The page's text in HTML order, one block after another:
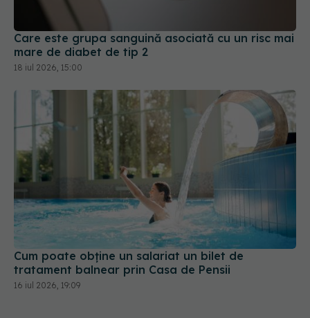
Care este grupa sanguină asociată cu un risc mai
mare de diabet de tip 2
18 iul 2026, 15:00
Cum poate obține un salariat un bilet de
tratament balnear prin Casa de Pensii
16 iul 2026, 19:09